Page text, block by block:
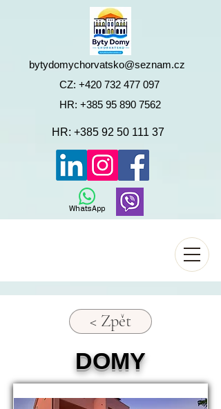
HR: +385 95 890 7562
CZ: +420 732 477 097
WhatsApp
bytydomychorvatsko@seznam.cz
HR: +385 92 50 111 37
< Zpět
DOMY